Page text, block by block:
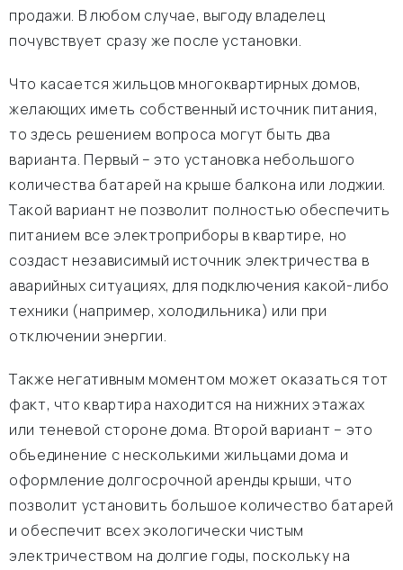
продажи. В любом случае, выгоду владелец
почувствует сразу же после установки.
Что касается жильцов многоквартирных домов,
желающих иметь собственный источник питания,
то здесь решением вопроса могут быть два
варианта. Первый – это установка небольшого
количества батарей на крыше балкона или лоджии.
Такой вариант не позволит полностью обеспечить
питанием все электроприборы в квартире, но
создаст независимый источник электричества в
аварийных ситуациях, для подключения какой-либо
техники (например, холодильника) или при
отключении энергии.
Также негативным моментом может оказаться тот
факт, что квартира находится на нижних этажах
или теневой стороне дома. Второй вариант – это
объединение с несколькими жильцами дома и
оформление долгосрочной аренды крыши, что
позволит установить большое количество батарей
и обеспечит всех экологически чистым
электричеством на долгие годы, поскольку на